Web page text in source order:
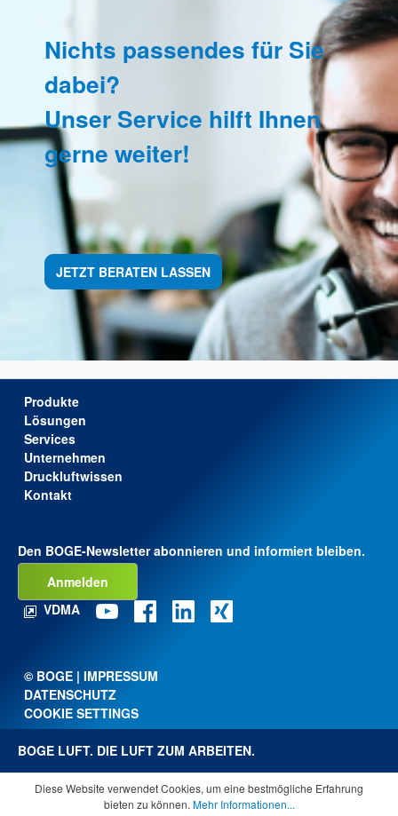
Nichts passendes für Sie
dabei?
Unser Service hilft Ihnen
gerne weiter!
JETZT BERATEN LASSEN
Produkte
Lösungen
Services
Unternehmen
Druckluftwissen
Kontakt
Den BOGE-Newsletter abonnieren und informiert bleiben.
Anmelden
VDMA
© BOGE | IMPRESSUM
DATENSCHUTZ
COOKIE SETTINGS
BOGE LUFT. DIE LUFT ZUM ARBEITEN.
Diese Website verwendet Cookies, um eine bestmögliche Erfahrung
bieten zu können. Mehr Informationen...